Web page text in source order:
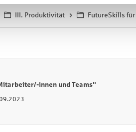
III. Produktivität FutureSkills
innen und Teams"